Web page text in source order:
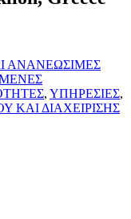
ΑΝΑΝΕΩΣΙΜΕΣ
, ΥΠΗΡΕΣΙΕΣ,
ΚΑΙ ΔΙΑΧΕΙΡΙΣΗΣ